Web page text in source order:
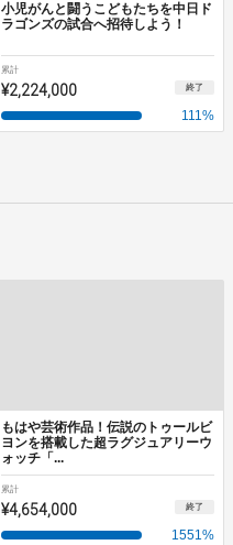
小児がんと闘うこどもたちを中日ド
ラゴンズの試合へ招待しよう！
累計
¥2,224,000 終了
111%
もはや芸術作品！伝説のトゥールビ
ヨンを搭載した超ラグジュアリーウ
ォッチ「...
累計
¥4,654,000 終了
1551%